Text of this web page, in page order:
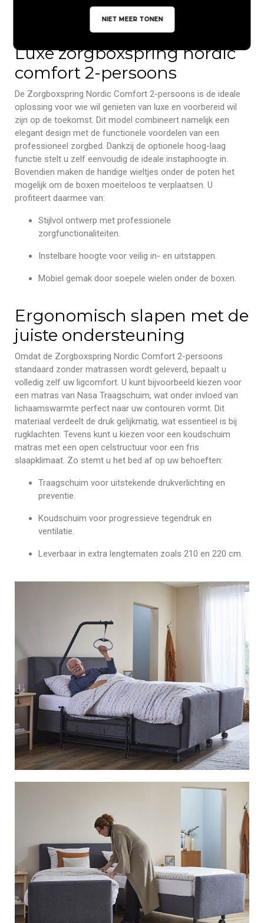
Luxe zorgboxspring nordic
comfort 2-persoons
De Zorgboxspring Nordic Comfort 2-persoons is de ideale
oplossing voor wie wil genieten van luxe en voorbereid wil
zijn op de toekomst. Dit model combineert namelijk een
elegant design met de functionele voordelen van een
professioneel zorgbed. Dankzij de optionele hoog-laag
functie stelt u zelf eenvoudig de ideale instaphoogte in.
Bovendien maken de handige wieltjes onder de poten het
mogelijk om de boxen moeiteloos te verplaatsen. U
profiteert daarmee van:
Stijlvol ontwerp met professionele
zorgfunctionaliteiten.
Instelbare hoogte voor veilig in- en uitstappen.
Mobiel gemak door soepele wielen onder de boxen.
Ergonomisch slapen met de
juiste ondersteuning
Omdat de Zorgboxspring Nordic Comfort 2-persoons
standaard zonder matrassen wordt geleverd, bepaalt u
volledig zelf uw ligcomfort. U kunt bijvoorbeeld kiezen voor
een matras van Nasa Traagschuim, wat onder invloed van
lichaamswarmte perfect naar uw contouren vormt. Dit
materiaal verdeelt de druk gelijkmatig, wat essentieel is bij
rugklachten. Tevens kunt u kiezen voor een koudschuim
matras met een open celstructuur voor een fris
slaapklimaat. Zo stemt u het bed af op uw behoeften:
Traagschuim voor uitstekende drukverlichting en
preventie.
Koudschuim voor progressieve tegendruk en
ventilatie.
Leverbaar in extra lengtematen zoals 210 en 220 cm.
NIET MEER TONEN